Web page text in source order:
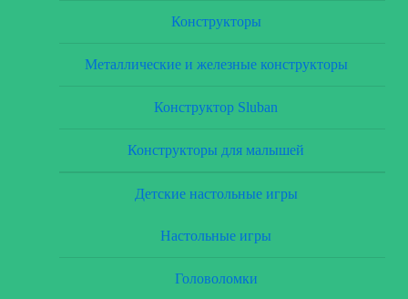
Конструкторы
Металлические и железные конструкторы
Конструктор Sluban
Конструкторы для малышей
Детские настольные игры
Настольные игры
Головоломки